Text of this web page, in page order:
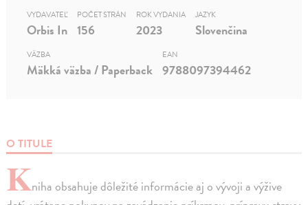
O TITULE
Kniha obsahuje dôležité informácie aj o vývoji a výžive
VYDAVATEĽ
Orbis In
POČET STRÁN
156
ROK VYDANIA
2023
JAZYK
Slovenčina
VÄZBA
Mäkká väzba / Paperback
EAN
9788097394462